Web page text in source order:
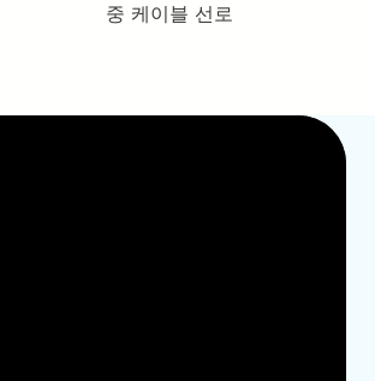
중 케이블 선로